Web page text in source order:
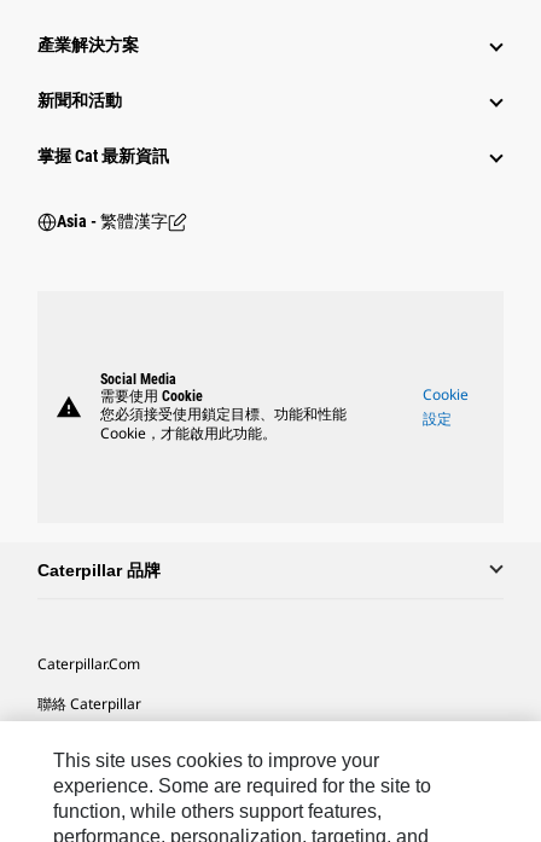
產業解決方案
新聞和活動
掌握 Cat 最新資訊
Asia - 繁體漢字
warning
Social Media
需要使用 Cookie
您必須接受使用鎖定目標、功能和性能
Cookie，才能啟用此功能。
Cookie
設定
Caterpillar 品牌
Caterpillar.com
聯絡 Caterpillar
網站地圖
Cookie Settings
This site uses cookies to improve your
experience. Some are required for the site to
function, while others support features,
performance, personalization, targeting, and